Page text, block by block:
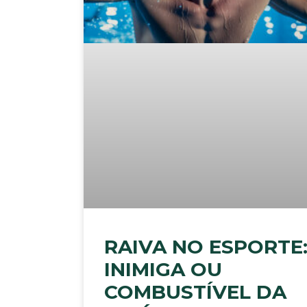
RAIVA NO ESPORTE:
INIMIGA OU
COMBUSTÍVEL DA